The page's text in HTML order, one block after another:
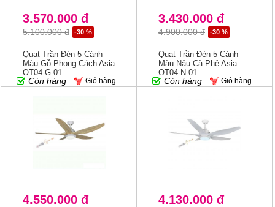
3.570.000 đ
5.100.000 đ -30 %
Quạt Trần Đèn 5 Cánh
Màu Gỗ Phong Cách Asia
QT04-G-01
Còn hàng Giỏ hàng
3.430.000 đ
4.900.000 đ -30 %
Quạt Trần Đèn 5 Cánh
Màu Nâu Cà Phê Asia
QT04-N-01
Còn hàng Giỏ hàng
4.550.000 đ 4.130.000 đ